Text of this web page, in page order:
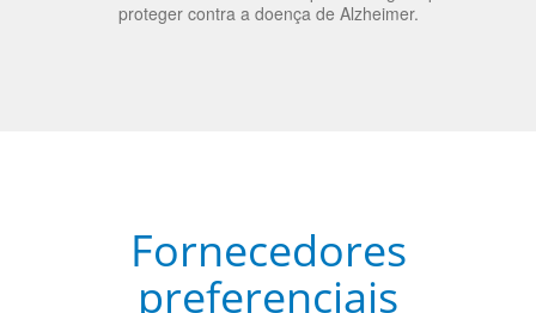
preferenciais
A Language Trainers é fornecedora preferencial de
cursos para